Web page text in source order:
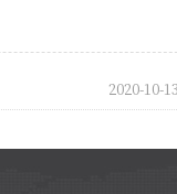
2020-10-